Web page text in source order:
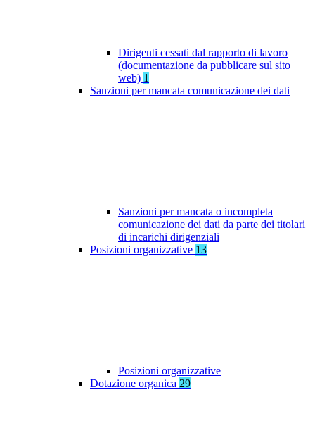
Dirigenti cessati dal rapporto di lavoro
(documentazione da pubblicare sul sito
web) 1
Sanzioni per mancata comunicazione dei dati
Sanzioni per mancata o incompleta
comunicazione dei dati da parte dei titolari
di incarichi dirigenziali
Posizioni organizzative 13
Posizioni organizzative
Dotazione organica 29